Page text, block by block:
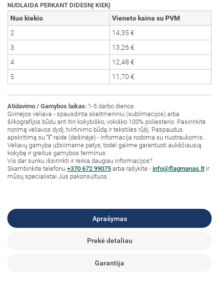
NUOLAIDA PERKANT DIDESNĮ KIEKĮ
Nuo kiekio
Vieneto kaina su PVM
2
14,35 €
3
13,26 €
4
12,48 €
5
11,70 €
Atidavimo / Gamybos laikas: 1-5 darbo dienos
Gvinėjos vėliava - spausdinta skaitmeniniu (sublimacijos) arba
šilkografijos būdu ant itin kokybiško, vokiško 100% poliesterio. Pasirinkite
norimą vėliavos dydį, tvirtinimo būdą ir tekstilės rūšį. Paspaudus
apskritimą su "i" raide (dešinėje) - informacija rodoma su nuotraukomis.
Vėliavų gamyba užsiimame patys, todėl galime garantuoti aukščiausią
kokybę ir greitus gamybos terminus.
Vis dar sunku išsirinkti ir reikia daugiau informacijos?
Skambinkite telefonu +370 672 99075 arba rašykite - info@flagmanas.lt ir
mūsų specialistai Jus pakonsultuos.
Aprašymas
Prekė detaliau
Garantija